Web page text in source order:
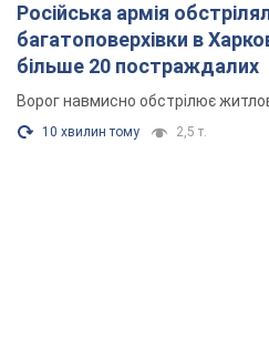
Російська армія
багатоповерхівки в
більше 20 постраждалих
Ворог навмисно обстрілює
10 хвилин тому 2,5 т.